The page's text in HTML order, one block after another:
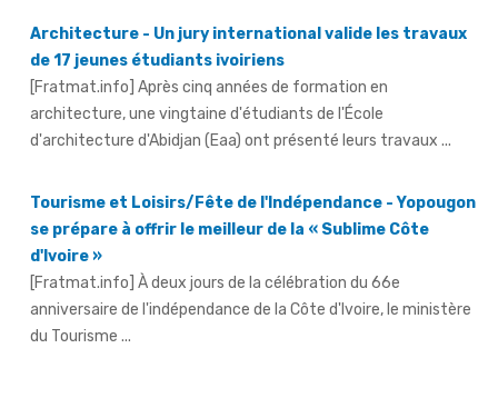
architecture, une vingtaine d'étudiants de l'École
d'architecture d'Abidjan (Eaa) ont présenté leurs travaux ...
Tourisme et Loisirs/Fête de l'Indépendance - Yopougon
se prépare à offrir le meilleur de la « Sublime Côte
[Fratmat.info] À deux jours de la célébration du 66e
anniversaire de l'indépendance de la Côte d'Ivoire, le ministère
du Tourisme ...
Fête de l'indépendance - L'Inde à l'honneur, avec un
contingent militaire au défilé
[Fratmat.info] Un contingent de l'armée indienne participera